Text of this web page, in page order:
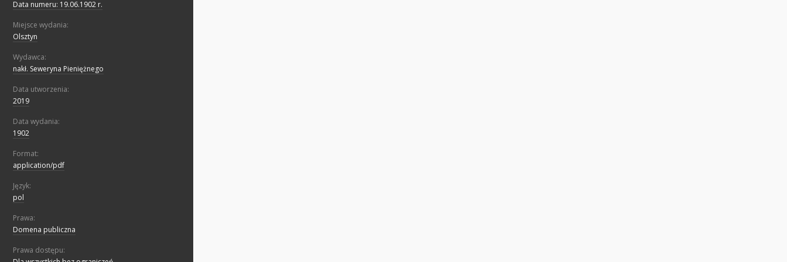
Data numeru: 19.06.1902 r.
Miejsce wydania:
Olsztyn
Wydawca:
nakł. Seweryna Pieniężnego
Data utworzenia:
2019
Data wydania:
1902
Format:
application/pdf
Język:
pol
Prawa:
Domena publiczna
Prawa dostępu: